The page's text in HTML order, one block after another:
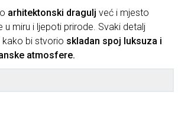
arhitektonski dragulj već i mjesto
u miru i ljepoti prirode. Svaki detalj
kako bi stvorio skladan spoj luksuza i
atmosfere.